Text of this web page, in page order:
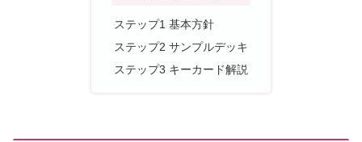
ステップ1 基本方針
ステップ2 サンプルデッキ
ステップ3 キーカード解説